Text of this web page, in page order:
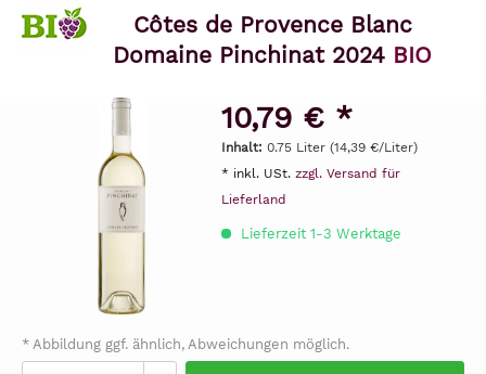
Côtes de Provence Blanc
Domaine Pinchinat 2024 BIO
10,79 € *
Inhalt: 0.75 Liter (14,39 €/Liter)
* inkl. USt. zzgl. Versand für
Lieferland
Lieferzeit 1-3 Werktage
* Abbildung ggf. ähnlich, Abweichungen möglich.